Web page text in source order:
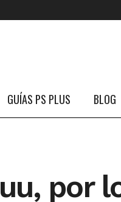
GUÍAS PS PLUS BLOG
por